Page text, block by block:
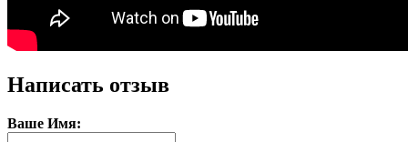
Написать отзыв
Ваше Имя: